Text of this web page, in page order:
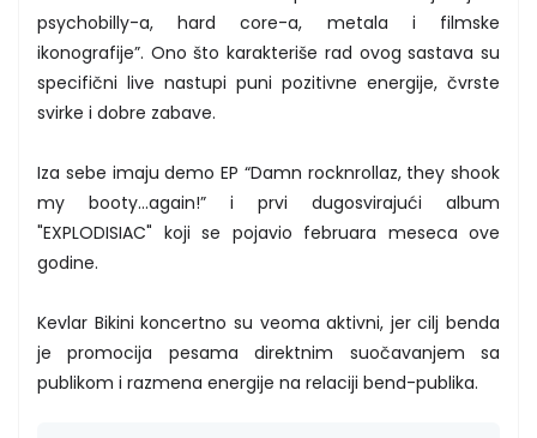
psychobilly-a, hard core-a, metala i filmske
ikonografije”. Ono što karakteriše rad ovog sastava su
specifični live nastupi puni pozitivne energije, čvrste
svirke i dobre zabave.
Iza sebe imaju demo EP “Damn rocknrollaz, they shook
my booty…again!” i prvi dugosvirajući album
"EXPLODISIAC" koji se pojavio februara meseca ove
godine.
Kevlar Bikini koncertno su veoma aktivni, jer cilj benda
je promocija pesama direktnim suočavanjem sa
publikom i razmena energije na relaciji bend-publika.